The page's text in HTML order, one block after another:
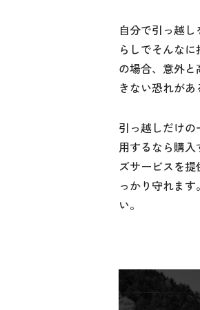
自分で引っ越
らしでそんな
の場合、意外
きない恐れがあ
引っ越しだけ
用するなら購
ズサービスを
っかり守れま
い。